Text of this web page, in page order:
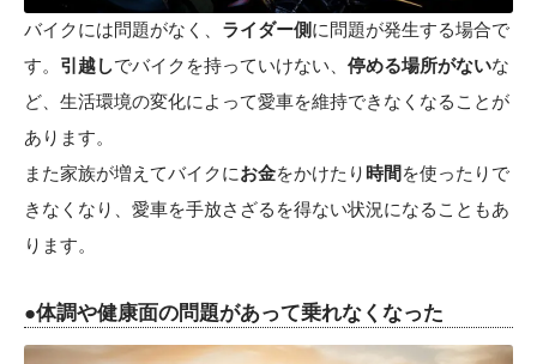
バイクには問題がなく、 ライダー側に問題が発生する場合で
す。 引越しでバイクを持っていけない、 停める場所がないな
ど、生活環境の変化によって愛車を維持できなくなることが
あります。
また家族が増えてバイクにお金をかけたり 時間 を使ったりで
きなくなり、愛車を手放さざるを得ない状況になることもあ
ります。
●体調や健康面の問題があって乗れなくなった